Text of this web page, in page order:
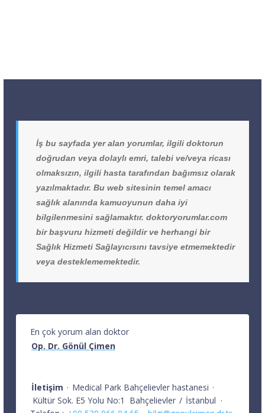
İş bu sayfada yer alan yorumlar, ilgili doktorun
doğrudan veya dolaylı emri, talebi ve/veya ricası
olmaksızın, ilgili hasta tarafından bağımsız olarak
yazılmaktadır. Bu web sitesinin temel amacı
sağlık alanında kamuoyunun daha iyi
bilgilenmesini sağlamaktır. doktoryorumlar.com
bir başvuru hizmeti değildir ve herhangi bir
Sağlık Hizmeti Sağlayıcısını tavsiye etmemektedir
veya desteklememektedir.
En çok yorum alan doktor
Op. Dr. Gönül Çimen
İletişim · Medical Park Bahçelievler hastanesi ·
Kültür Sok. E5 Yolu No:1
Bahçelievler / İstanbul ·